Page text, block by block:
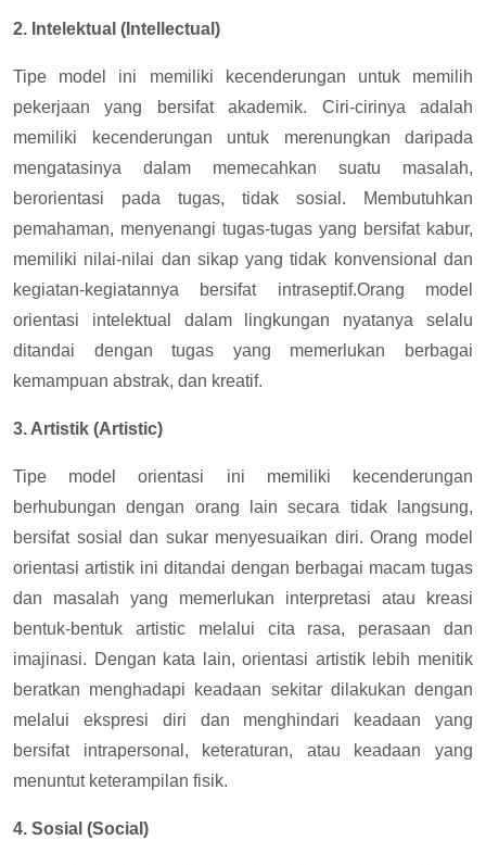
2. Intelektual (Intellectual)
Tipe model ini memiliki kecenderungan untuk memilih
pekerjaan yang bersifat akademik. Ciri-cirinya adalah
memiliki kecenderungan untuk merenungkan daripada
mengatasinya dalam memecahkan suatu masalah,
berorientasi pada tugas, tidak sosial. Membutuhkan
pemahaman, menyenangi tugas-tugas yang bersifat kabur,
memiliki nilai-nilai dan sikap yang tidak konvensional dan
kegiatan-kegiatannya bersifat intraseptif.Orang model
orientasi intelektual dalam lingkungan nyatanya selalu
ditandai dengan tugas yang memerlukan berbagai
kemampuan abstrak, dan kreatif.
3. Artistik (Artistic)
Tipe model orientasi ini memiliki kecenderungan
berhubungan dengan orang lain secara tidak langsung,
bersifat sosial dan sukar menyesuaikan diri. Orang model
orientasi artistik ini ditandai dengan berbagai macam tugas
dan masalah yang memerlukan interpretasi atau kreasi
bentuk-bentuk artistic melalui cita rasa, perasaan dan
imajinasi. Dengan kata lain, orientasi artistik lebih menitik
beratkan menghadapi keadaan sekitar dilakukan dengan
melalui ekspresi diri dan menghindari keadaan yang
bersifat intrapersonal, keteraturan, atau keadaan yang
menuntut keterampilan fisik.
4. Sosial (Social)